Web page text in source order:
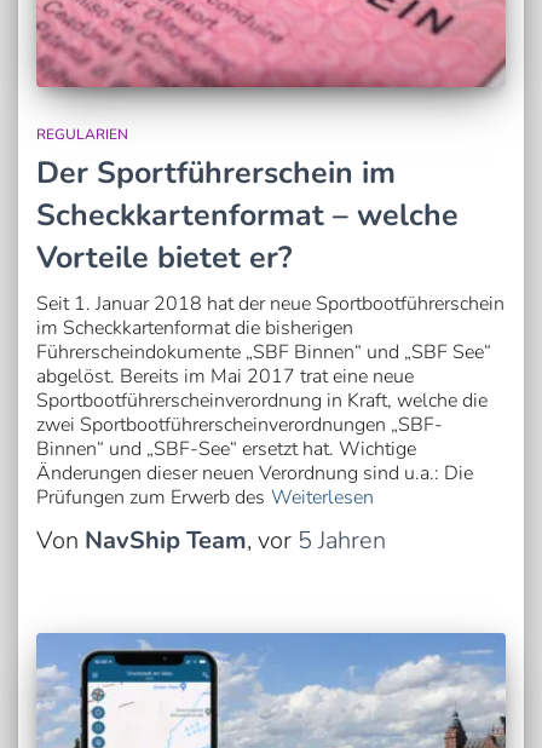
REGULARIEN
Der Sportführerschein im
Scheckkartenformat – welche
Vorteile bietet er?
Seit 1. Januar 2018 hat der neue Sportbootführerschein
im Scheckkartenformat die bisherigen
Führerscheindokumente „SBF Binnen“ und „SBF See“
abgelöst. Bereits im Mai 2017 trat eine neue
Sportbootführerscheinverordnung in Kraft, welche die
zwei Sportbootführerscheinverordnungen „SBF-
Binnen“ und „SBF-See“ ersetzt hat. Wichtige
Änderungen dieser neuen Verordnung sind u.a.: Die
Prüfungen zum Erwerb des Weiterlesen
Von NavShip Team, vor 5 Jahren